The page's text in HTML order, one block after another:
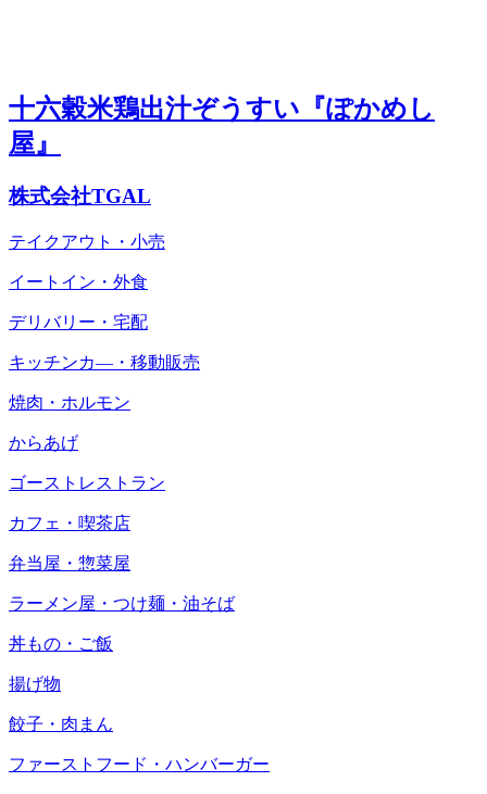
十六穀米鶏出汁ぞうすい『ぽかめし
屋』
株式会社TGAL
テイクアウト・小売
イートイン・外食
デリバリー・宅配
キッチンカ―・移動販売
焼肉・ホルモン
からあげ
ゴーストレストラン
カフェ・喫茶店
弁当屋・惣菜屋
ラーメン屋・つけ麺・油そば
丼もの・ご飯
揚げ物
餃子・肉まん
ファーストフード・ハンバーガー